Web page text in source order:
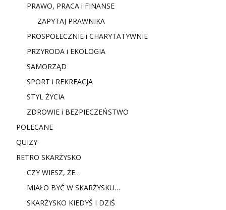
PRAWO, PRACA i FINANSE
ZAPYTAJ PRAWNIKA
PROSPOŁECZNIE i CHARYTATYWNIE
PRZYRODA i EKOLOGIA
SAMORZĄD
SPORT i REKREACJA
STYL ŻYCIA
ZDROWIE i BEZPIECZEŃSTWO
POLECANE
QUIZY
RETRO SKARŻYSKO
CZY WIESZ, ŻE…
MIAŁO BYĆ W SKARŻYSKU…
SKARŻYSKO KIEDYŚ I DZIŚ